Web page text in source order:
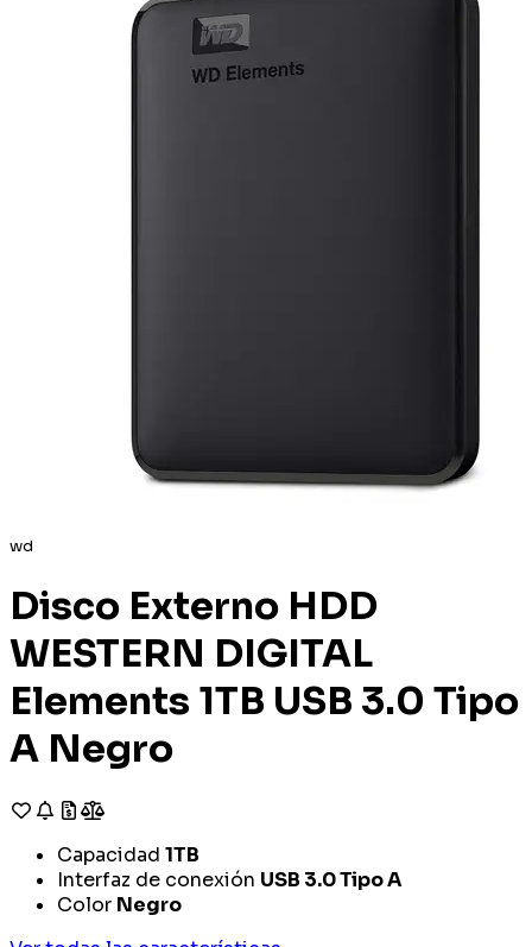
wd
Disco Externo HDD
WESTERN DIGITAL
Elements 1TB USB 3.0 Tipo
A Negro
Capacidad 1TB
Interfaz de conexión USB 3.0 Tipo A
Color Negro